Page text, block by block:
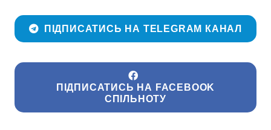
ПІДПИСАТИСЬ НА TELEGRAM КАНАЛ
ПІДПИСАТИСЬ НА FACEBOOK
СПІЛЬНОТУ